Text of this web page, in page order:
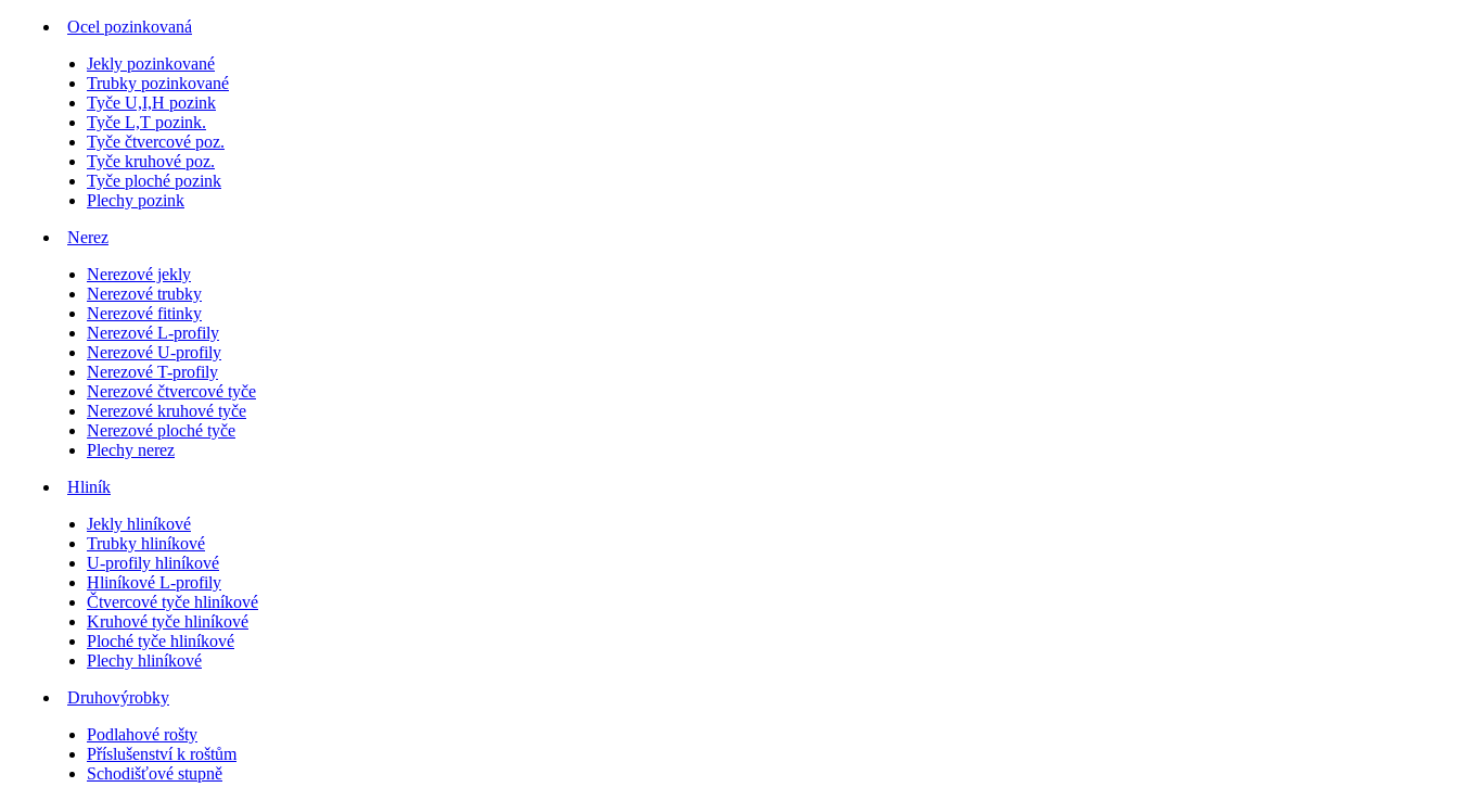
Ocel pozinkovaná
Jekly pozinkované
Trubky pozinkované
Tyče U,I,H pozink
Tyče L,T pozink.
Tyče čtvercové poz.
Tyče kruhové poz.
Tyče ploché pozink
Plechy pozink
Nerez
Nerezové jekly
Nerezové trubky
Nerezové fitinky
Nerezové L-profily
Nerezové U-profily
Nerezové T-profily
Nerezové čtvercové tyče
Nerezové kruhové tyče
Nerezové ploché tyče
Plechy nerez
Hliník
Jekly hliníkové
Trubky hliníkové
U-profily hliníkové
Hliníkové L-profily
Čtvercové tyče hliníkové
Kruhové tyče hliníkové
Ploché tyče hliníkové
Plechy hliníkové
Druhovýrobky
Podlahové rošty
Příslušenství k roštům
Schodišťové stupně